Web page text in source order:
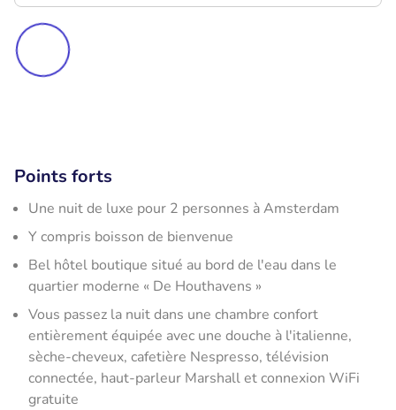
Points forts
Une nuit de luxe pour 2 personnes à Amsterdam
Y compris boisson de bienvenue
Bel hôtel boutique situé au bord de l'eau dans le
quartier moderne « De Houthavens »
Vous passez la nuit dans une chambre confort
entièrement équipée avec une douche à l'italienne,
sèche-cheveux, cafetière Nespresso, télévision
connectée, haut-parleur Marshall et connexion WiFi
gratuite